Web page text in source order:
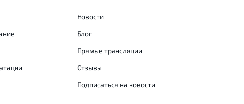
Новости
Блог
Прямые трансляции
Отзывы
Подписаться на новости